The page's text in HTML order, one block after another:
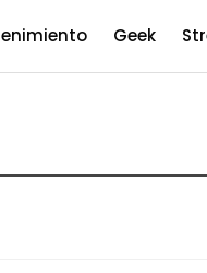
Geek